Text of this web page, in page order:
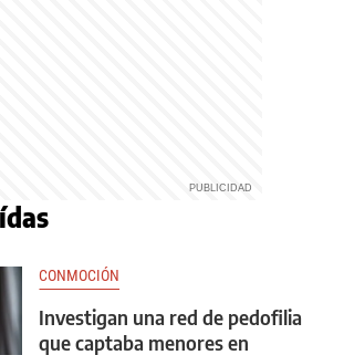
CONMOCIÓN
Investigan una red de pedofilia
que captaba menores en